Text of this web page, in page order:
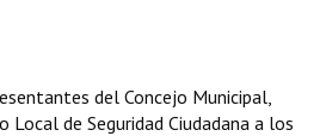
del Concejo Municipal,
Local de Seguridad Ciudadana a los